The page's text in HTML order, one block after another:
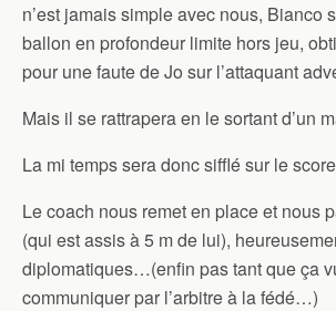
n’est jamais simple avec nous, Bianco
ballon en profondeur limite hors jeu,
pour une faute de Jo sur l’attaquant
Mais il se rattrapera en le sortant d’un
La mi temps sera donc sifflé sur le
Le coach nous remet en place et nous
(qui est assis à 5 m de lui),
diplomatiques…(enfin pas tant que ça
communiquer par l’arbitre à la fédé…)